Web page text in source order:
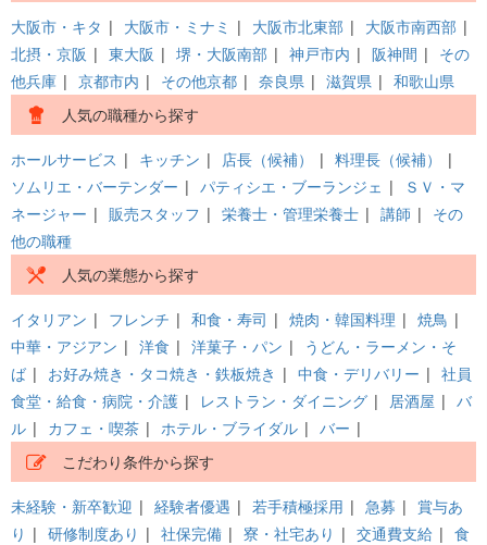
大阪市・キタ | 大阪市・ミナミ | 大阪市北東部 | 大阪市南西部 |
北摂・京阪 | 東大阪 | 堺・大阪南部 | 神戸市内 | 阪神間 | その
他兵庫 | 京都市内 | その他京都 | 奈良県 | 滋賀県 | 和歌山県
人気の職種から探す
ホールサービス | キッチン | 店長（候補） | 料理長（候補）
|
ソムリエ・バーテンダー | パティシエ・ブーランジェ |
ＳＶ・マ
ネージャー | 販売スタッフ | 栄養士・管理栄養士 | 講師 | その
他の職種
人気の業態から探す
イタリアン | フレンチ | 和食・寿司 | 焼肉・韓国料理 | 焼鳥 |
中華・アジアン | 洋食 | 洋菓子・パン |
うどん・ラーメン・そ
ば | お好み焼き・タコ焼き・鉄板焼き | 中食・デリバリー | 社員
食堂・給食・病院・介護 | レストラン・ダイニング | 居酒屋 | バ
ル | カフェ・喫茶 | ホテル・ブライダル | バー |
こだわり条件から探す
未経験・新卒歓迎 | 経験者優遇 | 若手積極採用 | 急募 | 賞与あ
り | 研修制度あり | 社保完備 | 寮・社宅あり | 交通費支給 | 食